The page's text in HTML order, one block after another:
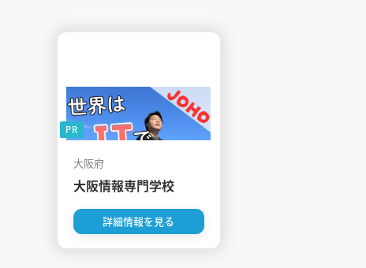
大阪府
大阪情報専門学校
詳細情報を見る
PR